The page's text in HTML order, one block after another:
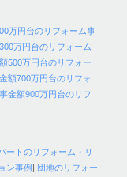
万円台のリフォーム事
万円台のリフォーム
500万円台のリフォー
額700万円台のリフォ
金額900万円台のリフ
ートのリフォーム・リ
ン事例| 団地のリフォー